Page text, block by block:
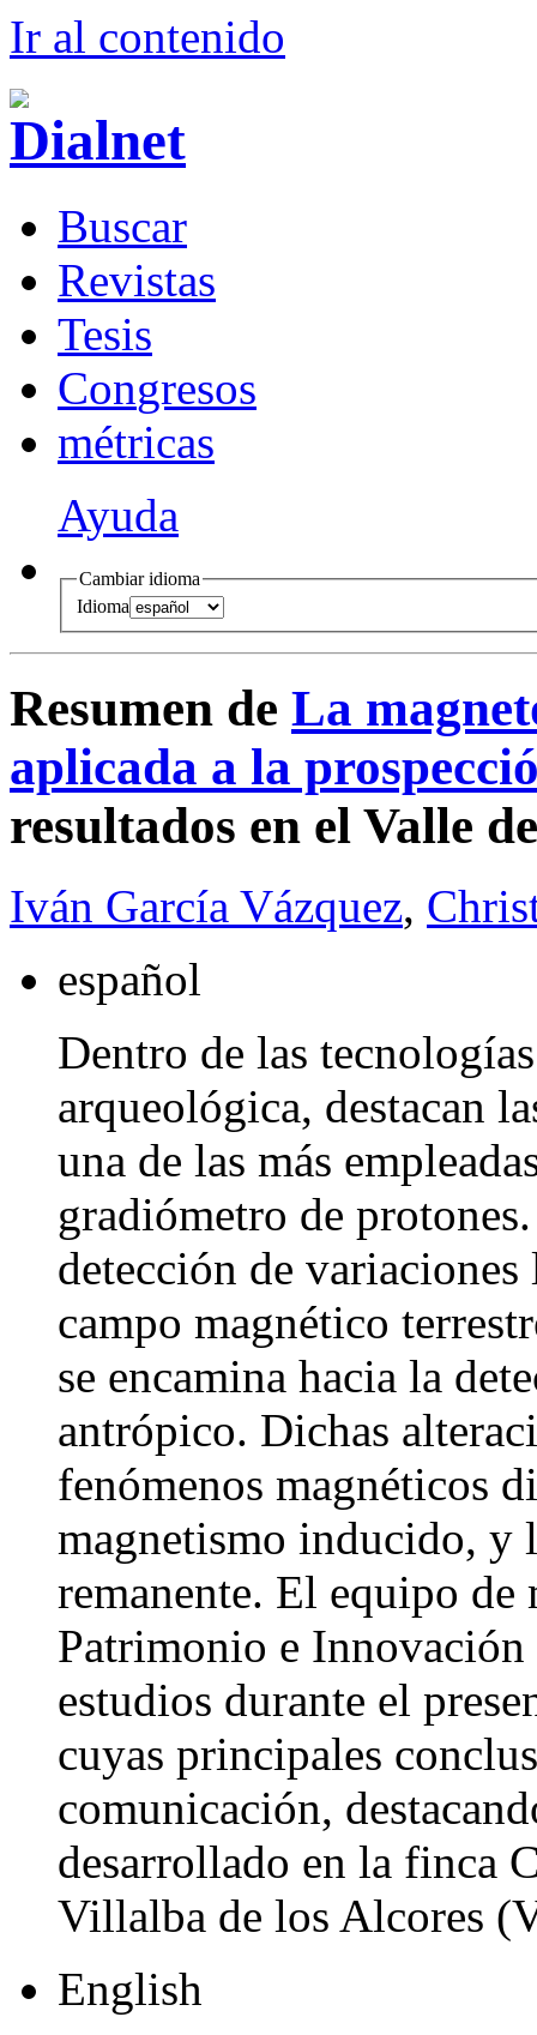
Ir al contenido
Buscar
Revistas
Tesis
Congresos
métricas
Ayuda
Cambiar idioma
Idioma
Resumen de La
aplicada a la
resultados en el Valle
Iván García Vázquez,
español
Dentro de las
arqueológica, destacan
una de las más
gradiómetro de
detección de
campo magnético
se encamina hacia la
antrópico. Dichas
fenómenos magnéticos
magnetismo inducido, y
remanente. El equipo
Patrimonio e
estudios durante el
cuyas principales
comunicación,
desarrollado en la finca
Villalba de los Alcores
English